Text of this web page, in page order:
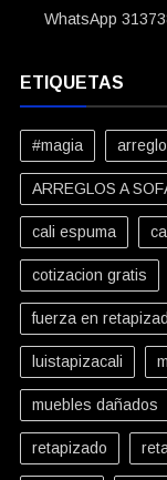
WhatsApp
ETIQUETAS
#magia arreglo
ARREGLOS A
cali espuma
cotizacion gratis
fuerza en
luistapizacali
muebles dañados
retapizado